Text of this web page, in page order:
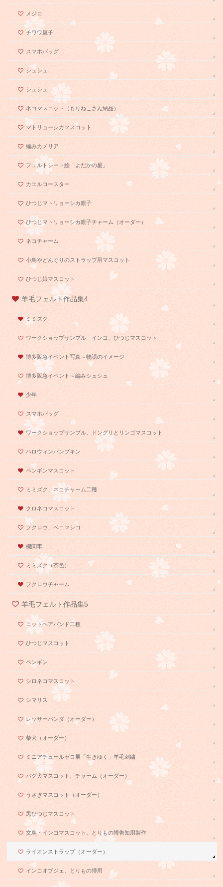
メジロ
チワワ親子
スマホバッグ
シュシュ
シュシュ
ネコマスコット（もりねこさん納品）
マトリョーシカマスコット
編みカメリア
フェルトシート絵「よだかの星」
カエルコースター
ひつじマトリョーシカ親子
ひつじマトリョーシカ親子チャーム（オーダー）
ネコチャーム
小鳥やどんぐりのストラップ用マスコット
ひつじ娘マスコット
羊毛フェルト作品集4
ミミズク
ワークショップサンプル インコ、ひつじマスコット
博多阪急イベント写真～物語のイメージ
博多阪急イベント～編みシュシュ
少年
スマホバッグ
ワークショップサンプル、ドングリとリンゴマスコット
ハロウィンパンプキン
ペンギンマスコット
ミミズク、ネコチャーム二種
クロネコマスコット
フクロウ、ベニマシコ
機関車
ミミズク（茶色）
フクロウチャーム
羊毛フェルト作品集5
ニットヘアバンド二種
ひつじマスコット
ペンギン
シロネコマスコット
シマリス
レッサーパンダ（オーダー）
柴犬（オーダー）
ミニアチュールゼロ展「生きゆく」羊毛刺繍
パグ犬マスコット、チャーム（オーダー）
うさぎマスコット（オーダー）
黒ひつじマスコット
文鳥・インコマスコット。とりもの博告知用製作
ライオンストラップ（オーダー）
インコオブジェ、とりもの博用